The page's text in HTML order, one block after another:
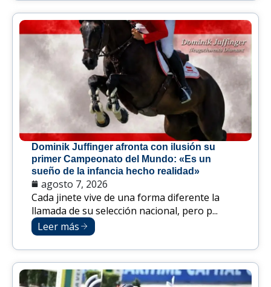
Dominik Juffinger afronta con ilusión su
primer Campeonato del Mundo: «Es un
sueño de la infancia hecho realidad»
agosto 7, 2026
Cada jinete vive de una forma diferente la
llamada de su selección nacional, pero p...
Leer más